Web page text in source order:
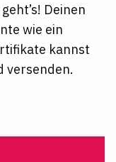
Deinen
wie ein
kannst
versenden.